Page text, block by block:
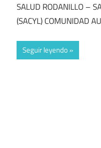
SALUD RODANILLO –
(SACYL) COMUNIDAD
Seguir leyendo